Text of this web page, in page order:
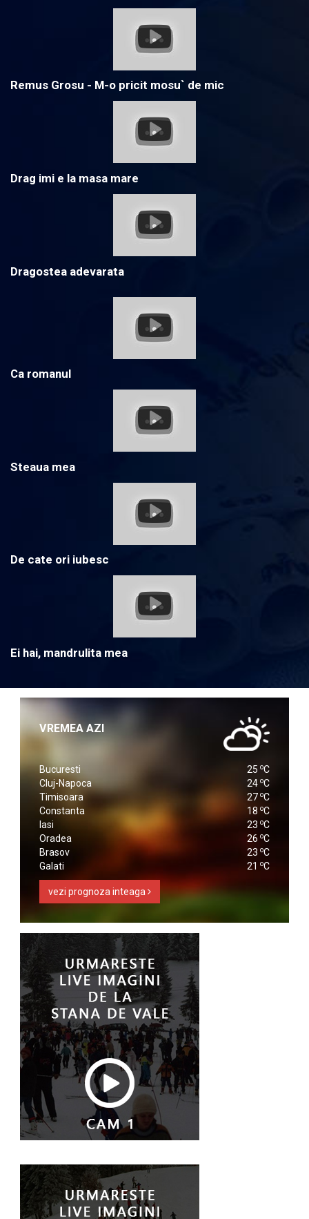
Remus Grosu - M-o pricit mosu` de mic
Drag imi e la masa mare
Dragostea adevarata
Ca romanul
Steaua mea
De cate ori iubesc
Ei hai, mandrulita mea
VREMEA AZI
Bucuresti 25 oC
Cluj-Napoca
24 oC
Timisoara
27 oC
Constanta
18 oC
Iasi
23 oC
Oradea
26 oC
Brasov
23 oC
Galati
21 oC
vezi prognoza inteaga